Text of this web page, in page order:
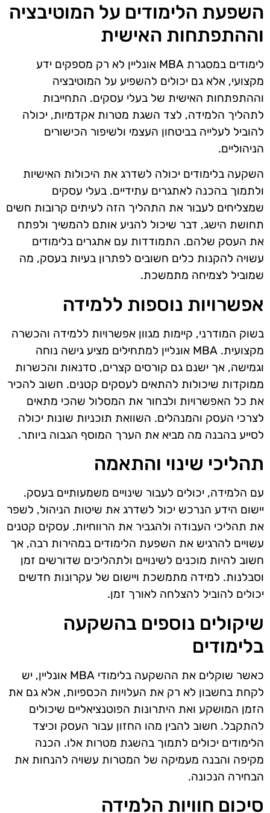
השפעת הלימודים על המוטיבציה
וההתפתחות האישית
לימודים במסגרת MBA אונליין לא רק מספקים ידע
מקצועי, אלא גם יכולים להשפיע על המוטיבציה
וההתפתחות האישית של בעלי עסקים. התחייבות
לתהליך הלמידה, לצד השגת מטרות אקדמיות, יכולה
להוביל לעלייה בביטחון העצמי ולשיפור הכישורים
הניהוליים.
השקעה בלימודים יכולה לשדרג את היכולות האישיות
ולתמוך בהכנה לאתגרים עתידיים. בעלי עסקים
שמצליחים לעבור את התהליך הזה לעיתים קרובות חשים
תחושת הישג, דבר שיכול להניע אותם להמשיך ולפתח
את העסק שלהם. התמודדות עם אתגרים בלימודים
עשויה להקנות כלים חשובים לפתרון בעיות בעסק, מה
שמוביל לצמיחה מתמשכת.
אפשרויות נוספות ללמידה
בשוק המודרני, קיימות מגוון אפשרויות ללמידה והכשרה
מקצועית. MBA אונליין למתחילים מציע גישה נוחה
וגמישה, אך ישנם גם קורסים קצרים, סדנאות והכשרות
ממוקדות שיכולות להתאים לעסקים קטנים. חשוב להכיר
את כל האפשרויות ולבחור את המסלול שהכי מתאים
לצרכי העסק והמנהלים. השוואת תוכניות שונות יכולה
לסייע בהבנה מה מביא את הערך המוסף הגבוה ביותר.
תהליכי שינוי והתאמה
עם הלמידה, יכולים לעבור שינויים משמעותיים בעסק.
יישום הידע הנרכש יכול לשדרג את שיטות הניהול, לשפר
את תהליכי העבודה ולהגביר את הרווחיות. עסקים קטנים
עשויים להרגיש את השפעת הלימודים במהירות רבה, אך
חשוב להיות מוכנים לשינויים ולתהליכים שדורשים זמן
וסבלנות. למידה מתמשכת ויישום של עקרונות חדשים
יכולים להוביל להצלחה לאורך זמן.
שיקולים נוספים בהשקעה
בלימודים
כאשר שוקלים את ההשקעה בלימודי MBA אונליין, יש
לקחת בחשבון לא רק את העלויות הכספיות, אלא גם את
הזמן המושקע ואת היתרונות הפוטנציאליים שיכולים
להתקבל. חשוב להבין מהו החזון עבור העסק וכיצד
הלימודים יכולים לתמוך בהשגת מטרות אלו. הכנה
מקיפה והבנה מעמיקה של המטרות עשויה להנחות את
הבחירה הנכונה.
סיכום חוויות הלמידה